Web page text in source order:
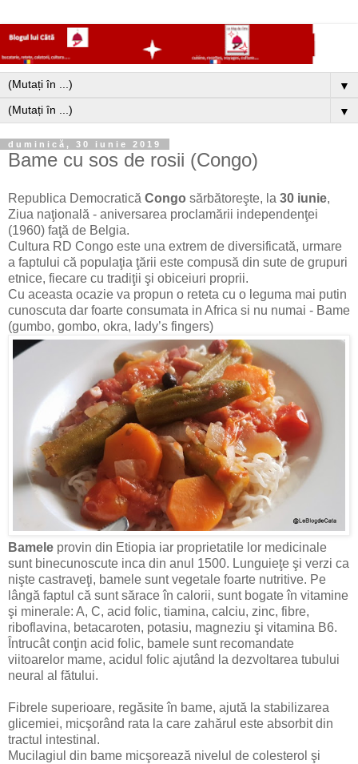
▼
▼
duminică, 30 iunie 2019
Bame cu sos de rosii (Congo)
Republica Democratică Congo sărbătoreşte, la 30 iunie,
Ziua naţională - aniversarea proclamării independenţei
(1960) faţă de Belgia.
Cultura RD Congo este una extrem de diversificată, urmare
a faptului că populaţia ţării este compusă din sute de grupuri
etnice, fiecare cu tradiţii şi obiceiuri proprii.
Cu aceasta ocazie va propun o reteta cu o leguma mai putin
cunoscuta dar foarte consumata in Africa si nu numai - Bame
(gumbo, gombo, okra, lady’s fingers)
Bamele provin din Etiopia iar proprietatile lor medicinale
sunt binecunoscute inca din anul 1500. Lunguieţe şi verzi ca
nişte castraveţi, bamele sunt vegetale foarte nutritive. Pe
lângă faptul că sunt sărace în calorii, sunt bogate în vitamine
şi minerale: A, C, acid folic, tiamina, calciu, zinc, fibre,
riboflavina, betacaroten, potasiu, magneziu şi vitamina B6.
Întrucât conţin acid folic, bamele sunt recomandate
viitoarelor mame, acidul folic ajutând la dezvoltarea tubului
neural al fătului.
Fibrele superioare, regăsite în bame, ajută la stabilizarea
glicemiei, micşorând rata la care zahărul este absorbit din
tractul intestinal.
Mucilagiul din bame micşorează nivelul de colesterol şi